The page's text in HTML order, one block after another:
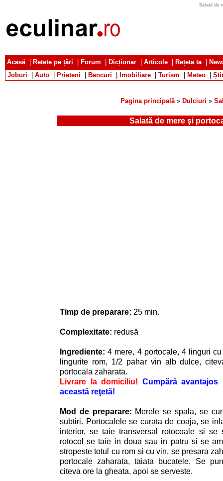
Salată de
Acasă| Rețete pe țări Forum Dicționar Articole Rețeta ta|
Joburi
Auto Prieteni Bancuri Imobiliare Turism Meteo
Pagina principală» Dulciuri »
Salată de mere şi
Timp de preparare: 25 min.
Complexitate: redusă
Ingrediente:4 mere, 4 portocale, 4 linguri
lingurite rom, 1/2 pahar vin alb dulce,
portocala zaharata.
Livrare la domiciliu! Cumpără avantajos
această reţetă!
Mod de preparare: Merele se spala, se
subtiri. Portocalele se curata de coaja, se
interior, se taie transversal rotocoale si se
rotocol se taie in doua sau in patru si se
stropeste totul cu rom si cu vin, se presara
portocale zaharata, taiata bucatele. Se
citeva ore la gheata, apoi se serveste.